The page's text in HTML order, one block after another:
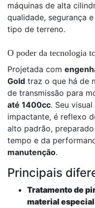
máquinas de alta
qualidade, segurança
tipo de terreno.
O poder da tecnologia
Projetada com
Gold traz o que há de
de transmissão para
até 1400cc. Seu visual
impactante, é reflexo
alto padrão,
tempo e da
manutenção.
Principais
Tratamento de
material especial